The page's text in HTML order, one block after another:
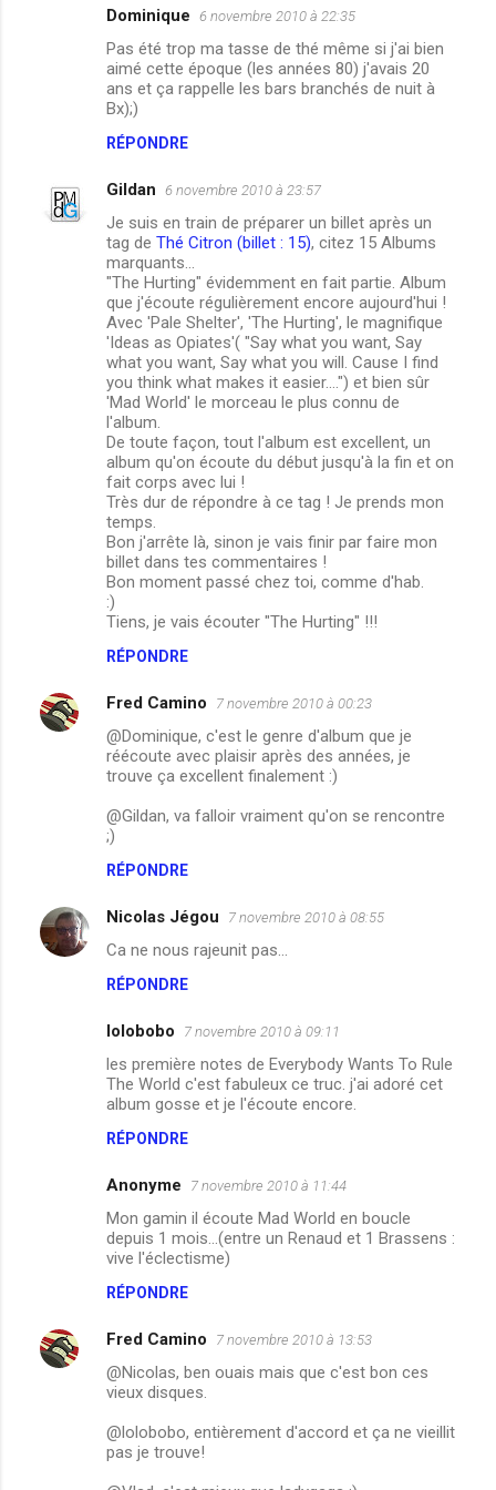
Dominique 6 novembre 2010 à 22:35
Pas été trop ma tasse de thé même si j'ai bien
aimé cette époque (les années 80) j'avais 20
ans et ça rappelle les bars branchés de nuit à
Bx);)
RÉPONDRE
Gildan 6 novembre 2010 à 23:57
Je suis en train de préparer un billet après un
tag de Thé Citron (billet : 15), citez 15 Albums
marquants...
"The Hurting" évidemment en fait partie. Album
que j'écoute régulièrement encore aujourd'hui !
Avec 'Pale Shelter', 'The Hurting', le magnifique
'Ideas as Opiates'( "Say what you want, Say
what you want, Say what you will. Cause I find
you think what makes it easier....") et bien sûr
'Mad World' le morceau le plus connu de
l'album.
De toute façon, tout l'album est excellent, un
album qu'on écoute du début jusqu'à la fin et on
fait corps avec lui !
Très dur de répondre à ce tag ! Je prends mon
temps.
Bon j'arrête là, sinon je vais finir par faire mon
billet dans tes commentaires !
Bon moment passé chez toi, comme d'hab.
:)
Tiens, je vais écouter "The Hurting" !!!
RÉPONDRE
Fred Camino 7 novembre 2010 à 00:23
@Dominique, c'est le genre d'album que je
réécoute avec plaisir après des années, je
trouve ça excellent finalement :)
@Gildan, va falloir vraiment qu'on se rencontre
;)
RÉPONDRE
Nicolas Jégou 7 novembre 2010 à 08:55
Ca ne nous rajeunit pas...
RÉPONDRE
lolobobo 7 novembre 2010 à 09:11
les première notes de Everybody Wants To Rule
The World c'est fabuleux ce truc. j'ai adoré cet
album gosse et je l'écoute encore.
RÉPONDRE
Anonyme 7 novembre 2010 à 11:44
Mon gamin il écoute Mad World en boucle
depuis 1 mois...(entre un Renaud et 1 Brassens :
vive l'éclectisme)
RÉPONDRE
Fred Camino 7 novembre 2010 à 13:53
@Nicolas, ben ouais mais que c'est bon ces
vieux disques.
@lolobobo, entièrement d'accord et ça ne vieillit
pas je trouve!